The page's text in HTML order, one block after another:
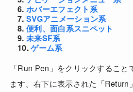
6. ホバーエフェクト系
7. SVGアニメーション系
8. 便利、面白系スニペット
9. 未来SF系
10.ゲーム系
「Run Pen」をクリックするこ
ます。右下に表示された「Return